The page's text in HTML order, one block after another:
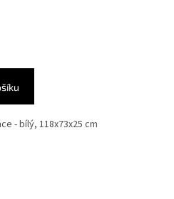
- bílý, 118x73x25 cm